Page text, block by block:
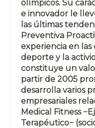
olímpicos. Su
e innovador le
las últimas
Preventiva
experiencia en las
deporte y la
constituye un
partir de 2005
desarrolla varios
empresariales
Medical Fitness
Terapéutico−